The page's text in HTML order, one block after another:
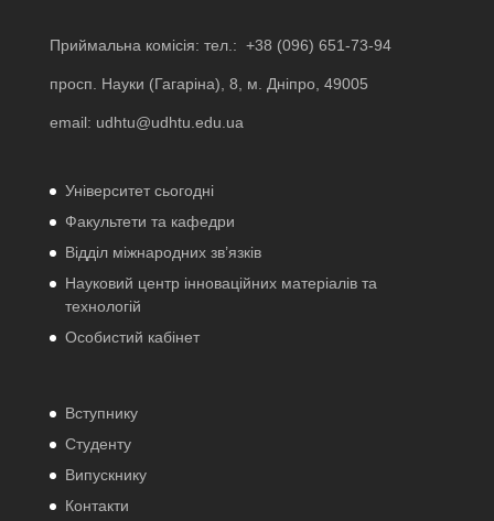
Приймальна комісія: тел.: +38 (096) 651-73-94
просп. Науки (Гагаріна), 8, м. Дніпро, 49005
email: udhtu@udhtu.edu.ua
Університет сьогодні
Факультети та кафедри
Відділ міжнародних зв’язків
Науковий центр інноваційних матеріалів та
технологій
Особистий кабінет
Вступнику
Студенту
Випускнику
Контакти